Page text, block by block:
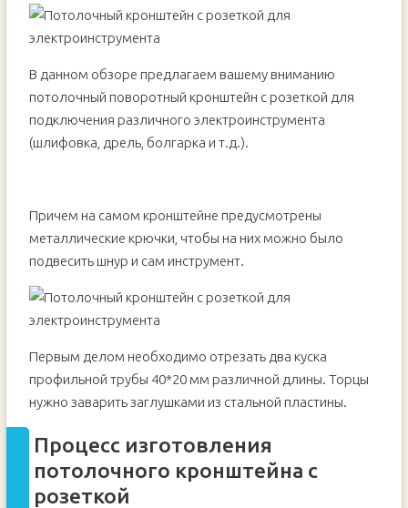
В данном обзоре предлагаем вашему вниманию
потолочный поворотный кронштейн с розеткой для
подключения различного электроинструмента
(шлифовка, дрель, болгарка и т.д.).
Причем на самом кронштейне предусмотрены
металлические крючки, чтобы на них можно было
подвесить шнур и сам инструмент.
Первым делом необходимо отрезать два куска
профильной трубы 40*20 мм различной длины. Торцы
нужно заварить заглушками из стальной пластины.
Процесс изготовления
потолочного кронштейна с
розеткой